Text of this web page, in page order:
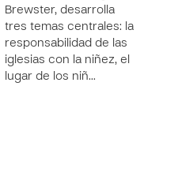
Brewster, desarrolla
tres temas centrales: la
responsabilidad de las
iglesias con la niñez, el
lugar de los niñ…